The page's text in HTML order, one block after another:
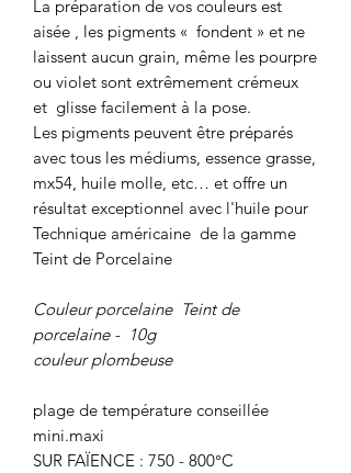
La préparation de vos couleurs est
aisée , les pigments « fondent » et ne
laissent aucun grain, même les pourpre
ou violet sont extrêmement crémeux
et glisse facilement à la pose.
Les pigments peuvent être préparés
avec tous les médiums, essence grasse,
mx54, huile molle, etc… et offre un
résultat exceptionnel avec l'huile pour
Technique américaine de la gamme
Teint de Porcelaine
Couleur porcelaine Teint de
porcelaine - 10g
couleur plombeuse
plage de température conseillée
mini.maxi
SUR FAÏENCE : 750 - 800°C